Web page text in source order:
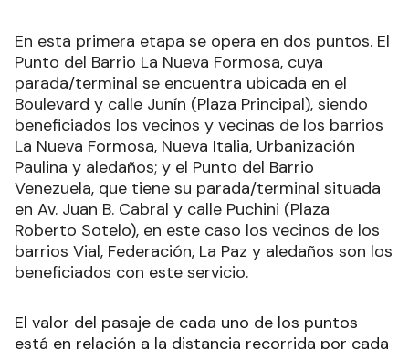
servicio directo.
En esta primera etapa se opera en dos puntos. El
Punto del Barrio La Nueva Formosa, cuya
parada/terminal se encuentra ubicada en el
Boulevard y calle Junín (Plaza Principal), siendo
beneficiados los vecinos y vecinas de los barrios
La Nueva Formosa, Nueva Italia, Urbanización
Paulina y aledaños; y el Punto del Barrio
Venezuela, que tiene su parada/terminal situada
en Av. Juan B. Cabral y calle Puchini (Plaza
Roberto Sotelo), en este caso los vecinos de los
beneficiados con este servicio.